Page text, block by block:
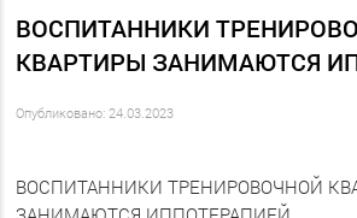
ВОСПИТАННИКИ
КВАРТИРЫ ЗАНИМАЮТСЯ
Опубликовано: 24.03.2023
ВОСПИТАННИКИ ТРЕНИРОВОЧНОЙ